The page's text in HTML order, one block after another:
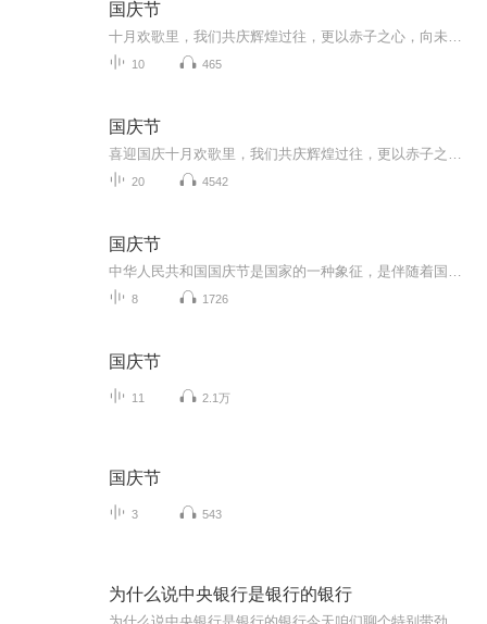
国庆节
10 465
国庆节
20 4542
国庆节
8 1726
国庆节
11 2.1万
国庆节
3 543
为什么说中央银行是银行的银行